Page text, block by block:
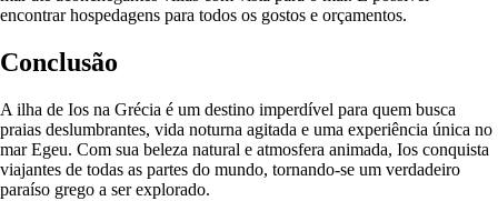
encontrar hospedagens para todos os gostos e orçamentos.
Conclusão
A ilha de Ios na Grécia é um destino imperdível para quem busca
praias deslumbrantes, vida noturna agitada e uma experiência única no
mar Egeu. Com sua beleza natural e atmosfera animada, Ios conquista
viajantes de todas as partes do mundo, tornando-se um verdadeiro
paraíso grego a ser explorado.